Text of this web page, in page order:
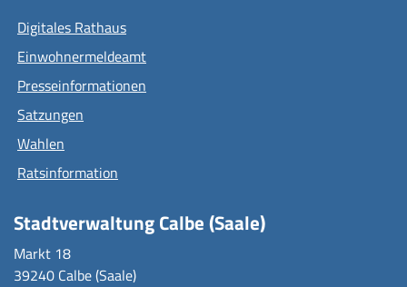
Digitales Rathaus
Einwohnermeldeamt
Presseinformationen
Satzungen
Wahlen
Ratsinformation
Stadtverwaltung Calbe (Saale)
Markt 18
39240 Calbe (Saale)